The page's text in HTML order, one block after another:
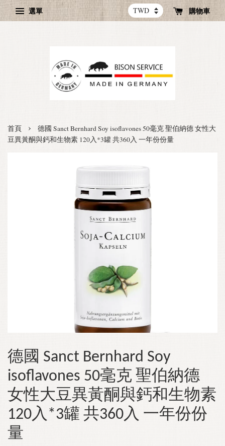
選單 購物車
首頁 ›
德國 Sanct Bernhard Soy isoflavones 50毫克 聖伯納德 女性大
豆異黃酮與鈣和生物素 120入*3罐 共360入 一年份份量
德國 Sanct Bernhard Soy
isoflavones 50毫克 聖伯納德
女性大豆異黃酮與鈣和生物素
120入*3罐 共360入 一年份份
量